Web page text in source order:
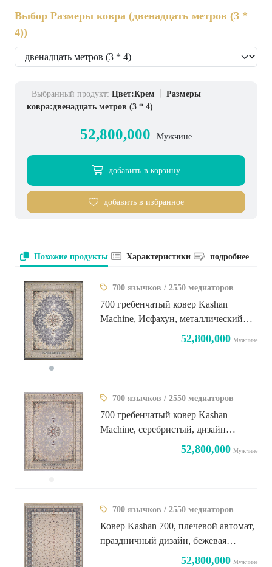
Выбор Размеры ковра (двенадцать метров (3 *
4))
Выбранный продукт: Цвет:Крем
Размеры
ковра:двенадцать метров (3 * 4)
52,800,000 Мужчине
добавить в корзину
добавить в избранное
Похожие продукты Характеристики подробнее
700 язычков / 2550 медиаторов
700 гребенчатый ковер Kashan
Machine, Исфахун, металлический
52,800,000 Мужчине
700 язычков / 2550 медиаторов
700 гребенчатый ковер Kashan
Machine, серебристый, дизайн
52,800,000 Мужчине
700 язычков / 2550 медиаторов
Ковер Kashan 700, плечевой автомат,
праздничный дизайн, бежевая
металлическая окантовка52,800,000 Мужчине